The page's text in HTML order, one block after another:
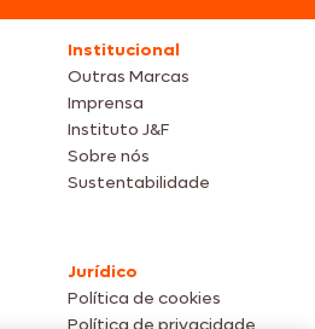
Institucional
Outras Marcas
Imprensa
Instituto J&F
Sobre nós
Sustentabilidade
Jurídico
Política de cookies